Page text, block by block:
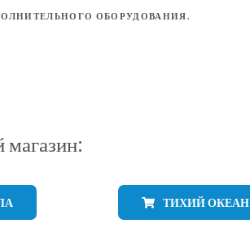
ОБОРУДОВАНИЯ.
ТИХИЙ ОКЕАН